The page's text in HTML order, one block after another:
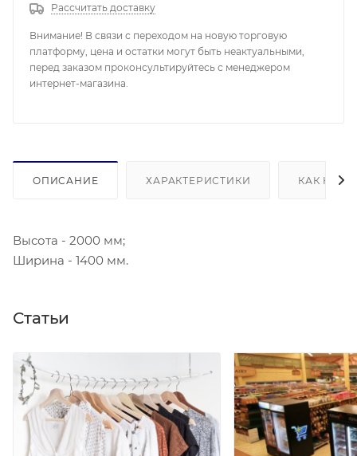
Рассчитать доставку
Внимание! В связи с переходом на новую торговую
платформу, цена и остатки могут быть неактуальными,
перед заказом проконсультируйтесь с менеджером
интернет-магазина.
ОПИСАНИЕ ХАРАКТЕРИСТИКИ КАК
Высота - 2000 мм;
Ширина - 1400 мм.
Статьи